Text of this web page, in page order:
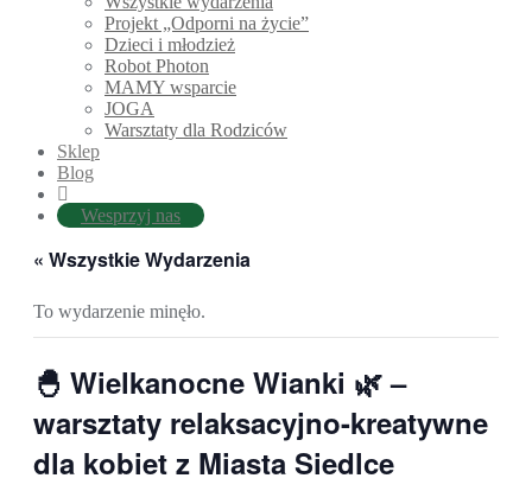
Projekt „Odporni na życie”
Dzieci i młodzież
Robot Photon
MAMY wsparcie
JOGA
Warsztaty dla Rodziców
Sklep
Blog
Wesprzyj nas
« Wszystkie Wydarzenia
To wydarzenie minęło.
🐣 Wielkanocne Wianki 🌿 –
warsztaty relaksacyjno-kreatywne
dla kobiet z Miasta Siedlce